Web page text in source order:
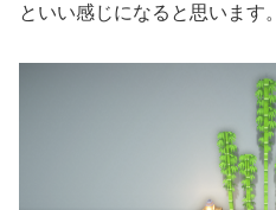
といい感じになると思います。